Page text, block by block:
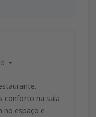
conforto na sala
no espaço e